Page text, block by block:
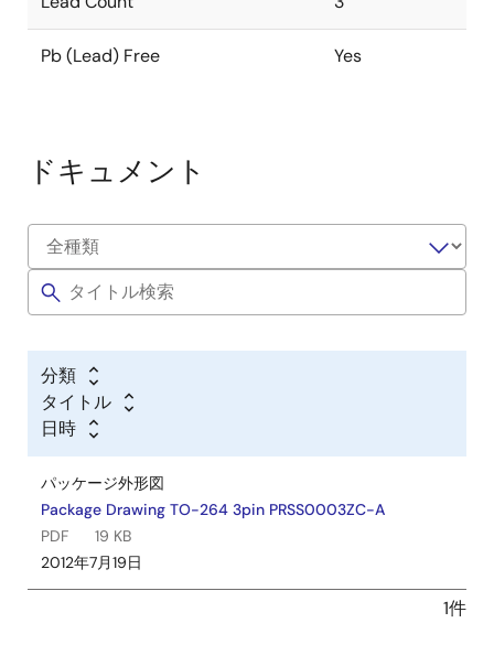
Pb (Lead) Free Yes
ドキュメント
分類
タイトル
日時
パッケージ外形図
Package Drawing TO-264 3pin PRSS0003ZC-A
PDF
19 KB
2012年7月19日
1件